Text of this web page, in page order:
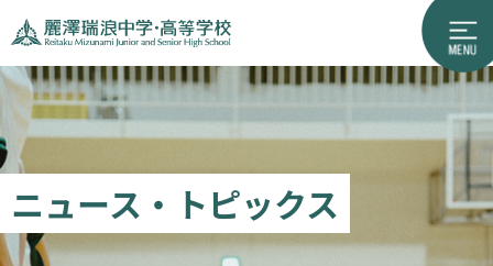
ニュース・トピックス